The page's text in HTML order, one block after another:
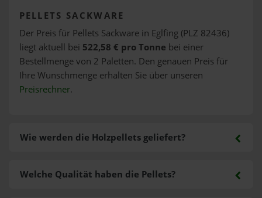
PELLETS SACKWARE
Der Preis für Pellets Sackware in Eglfing (PLZ 82436)
liegt aktuell bei 522,58 € pro Tonne bei einer
Bestellmenge von 2 Paletten. Den genauen Preis für
Ihre Wunschmenge erhalten Sie über unseren
Preisrechner.
Wie werden die Holzpellets geliefert?
Welche Qualität haben die Pellets?